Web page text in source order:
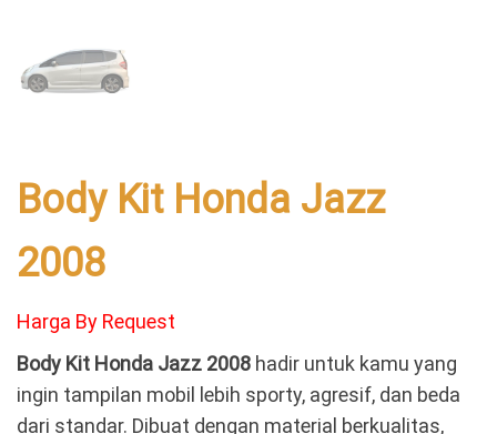
Body Kit Honda Jazz
2008
Harga By Request
Body Kit Honda Jazz 2008 hadir untuk kamu yang
ingin tampilan mobil lebih sporty, agresif, dan beda
dari standar. Dibuat dengan material berkualitas,